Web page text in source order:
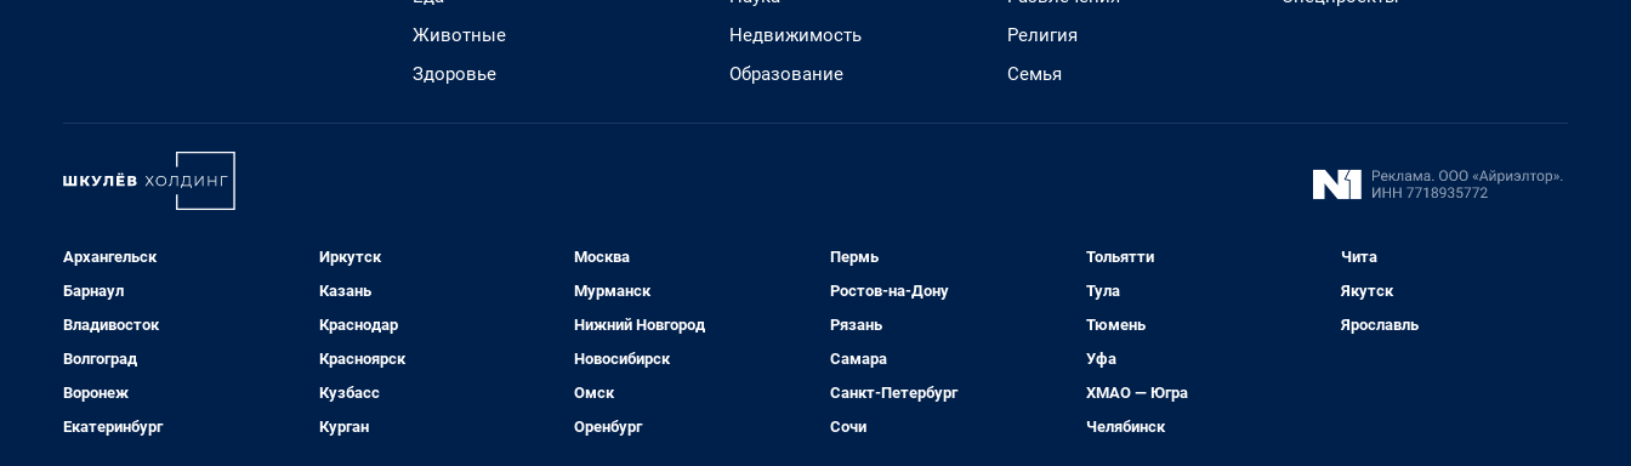
Животные
Здоровье
Недвижимость
Образование
Религия
Семья
Архангельск
Барнаул
Владивосток
Волгоград
Воронеж
Екатеринбург
Иркутск
Казань
Краснодар
Красноярск
Кузбасс
Курган
Москва
Мурманск
Нижний Новгород
Новосибирск
Омск
Оренбург
Пермь
Ростов-на-Дону
Рязань
Самара
Санкт-Петербург
Сочи
Тольятти
Тула
Тюмень
Уфа
ХМАО — Югра
Челябинск
Чита
Якутск
Ярославль